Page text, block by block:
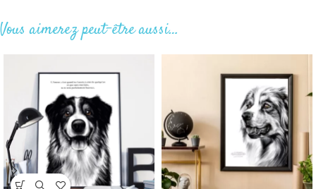
Vous aimerez peut-être aussi…